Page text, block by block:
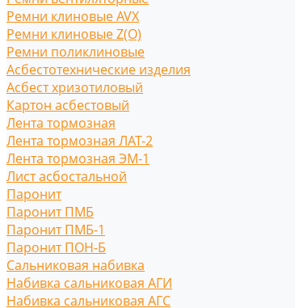
Ремни клиновые AVX
Ремни клиновые Z(O)
Ремни поликлиновые
Асбестотехнические изделия
Асбест хризотиловый
Картон асбестовый
Лента тормозная
Лента тормозная ЛАТ-2
Лента тормозная ЭМ-1
Лист асбостальной
Паронит
Паронит ПМБ
Паронит ПМБ-1
Паронит ПОН-Б
Сальниковая набивка
Набивка сальниковая АГИ
Набивка сальниковая АГС